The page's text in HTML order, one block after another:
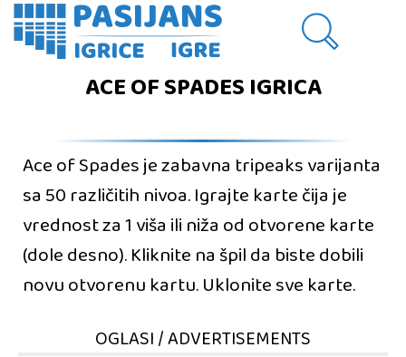
ACE OF SPADES IGRICA
Ace of Spades je zabavna tripeaks varijanta
sa 50 različitih nivoa. Igrajte karte čija je
vrednost za 1 viša ili niža od otvorene karte
(dole desno). Kliknite na špil da biste dobili
novu otvorenu kartu. Uklonite sve karte.
OGLASI / ADVERTISEMENTS